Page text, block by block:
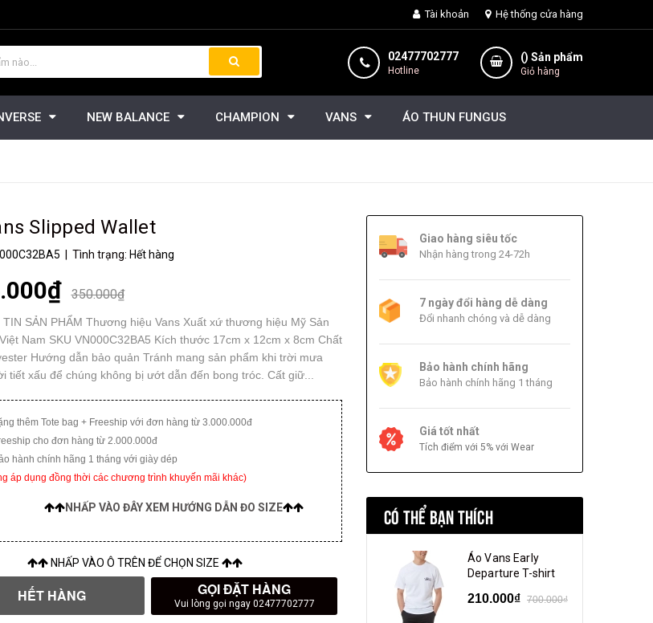
Tài khoản Hệ thống cửa hàng
02477702777
Hotline
() Sản phẩm
Giỏ hàng
NEW BALANCE CHAMPION VANS ÁO THUN FUNGUS
Slipped Wallet
| Tình trạng: Hết hàng
350.000₫
TIN SẢN PHẨM Thương hiệu Vans Xuất xứ thương hiệu Mỹ Sản
Nam SKU VN000C32BA5 Kích thước 17cm x 12cm x 8cm Chất
Hướng dẫn bảo quản Tránh mang sản phẩm khi trời mưa
tiết xấu để chúng không bị ướt dẫn đến bong tróc. Cất giữ...
thêm Tote bag + Freeship với đơn hàng từ 3.000.000đ
cho đơn hàng từ 2.000.000đ
hành chính hãng 1 tháng với giày dép
áp dụng đồng thời các chương trình khuyến mãi khác)
NHẤP VÀO ĐÂY XEM HƯỚNG DẪN ĐO SIZE
NHẤP VÀO Ô TRÊN ĐỂ CHỌN SIZE
HẾT HÀNG GỌI ĐẶT HÀNG
Vui lòng gọi ngay 02477702777
Giao hàng siêu tốc
Nhận hàng trong 24-72h
7 ngày đổi hàng dễ dàng
Đổi nhanh chóng và dễ dàng
Bảo hành chính hãng
Bảo hành chính hãng 1 tháng
Giá tốt nhất
Tích điểm với 5% với Wear
CÓ THỂ BẠN THÍCH
Áo Vans Early
Departure T-shirt
210.000₫ 700.000₫